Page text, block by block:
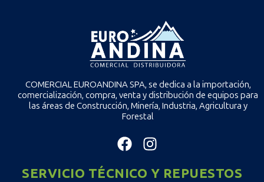
COMERCIAL EUROANDINA SPA, se dedica a la importación,
comercialización, compra, venta y distribución de equipos para
las áreas de Construcción, Minería, Industria, Agricultura y
Forestal
SERVICIO TÉCNICO Y REPUESTOS